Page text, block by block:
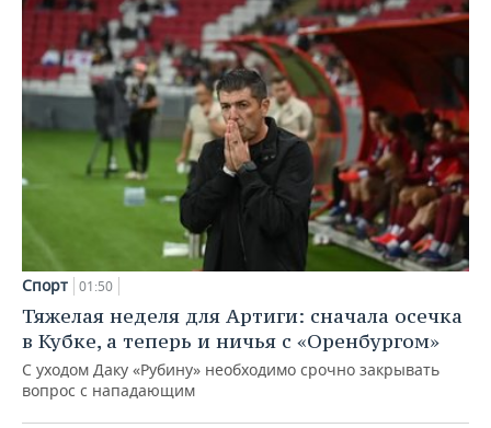
Спорт 01:50
Тяжелая неделя для Артиги: сначала осечка
в Кубке, а теперь и ничья с «Оренбургом»
С уходом Даку «Рубину» необходимо срочно закрывать
вопрос с нападающим